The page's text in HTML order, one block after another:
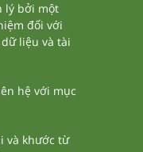
lý bởi một
đối với
liệu và tài
hệ với mục
và khước từ